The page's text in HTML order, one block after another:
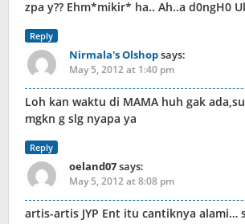
zpa y?? Ehm*mikir* ha.. Ah..a d0ngH0
Reply
Nirmala's Olshopsays:
May 5, 2012 at 1:40 pm
Loh kan waktu di MAMA huh gak
mgkn g slg nyapa ya
Reply
oeland07says:
May 5, 2012 at 8:08 pm
artis-artis JYP Ent itu cantiknya alami…